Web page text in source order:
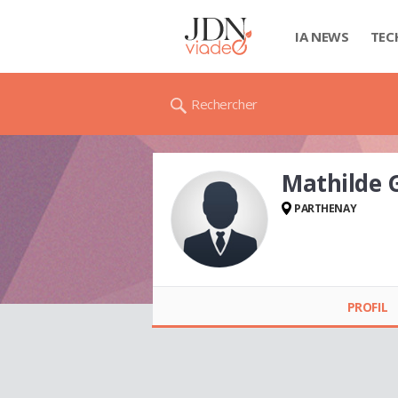
IA NEWS
Rechercher
Mathilde
PARTHENAY
PROFIL